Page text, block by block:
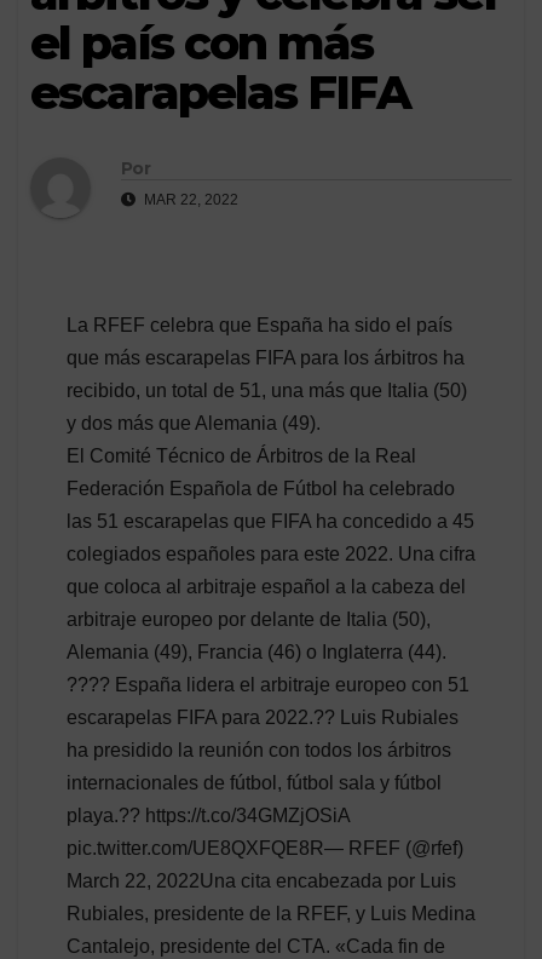
el país con más
escarapelas FIFA
Por
MAR 22, 2022
La RFEF celebra que España ha sido el país
que más escarapelas FIFA para los árbitros ha
recibido, un total de 51, una más que Italia (50)
y dos más que Alemania (49).
El Comité Técnico de Árbitros de la Real
Federación Española de Fútbol ha celebrado
las 51 escarapelas que FIFA ha concedido a 45
colegiados españoles para este 2022. Una cifra
que coloca al arbitraje español a la cabeza del
arbitraje europeo por delante de Italia (50),
Alemania (49), Francia (46) o Inglaterra (44).
???? España lidera el arbitraje europeo con 51
escarapelas FIFA para 2022.?? Luis Rubiales
ha presidido la reunión con todos los árbitros
internacionales de fútbol, fútbol sala y fútbol
playa.?? https://t.co/34GMZjOSiA
pic.twitter.com/UE8QXFQE8R— RFEF (@rfef)
March 22, 2022Una cita encabezada por Luis
Rubiales, presidente de la RFEF, y Luis Medina
Cantalejo, presidente del CTA. «Cada fin de